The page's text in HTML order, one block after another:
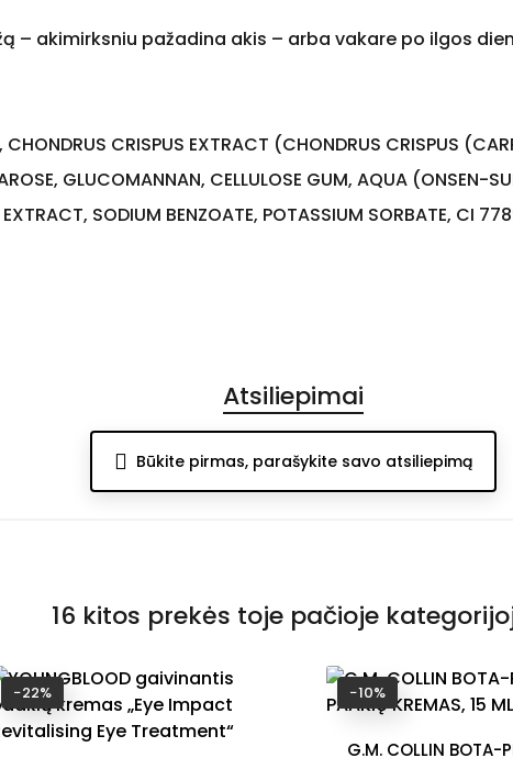
– akimirksniu pažadina akis – arba vakare po ilgos
CRISPUS EXTRACT (CHONDRUS CRISPUS
GLUCOMANNAN, CELLULOSE GUM, AQUA (ONSEN-
SODIUM BENZOATE, POTASSIUM SORBATE, CI
Atsiliepimai
Būkite pirmas, parašykite savo atsiliepimą
16 kitos prekės toje pačioje
−22%
G.M. COLLIN BOTA-
−10%